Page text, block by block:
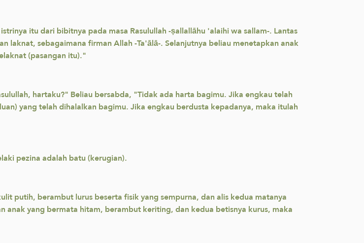
itu dari bibitnya pada masa Rasulullah -ṣallallāhu 'alaihi wa sallam-. Lantas
laknat, sebagaimana firman Allah -Ta'ālā-. Selanjutnya beliau menetapkan anak
(pasangan itu)."
hartaku?" Beliau bersabda, "Tidak ada harta bagimu. Jika engkau telah
yang telah dihalalkan bagimu. Jika engkau berdusta kepadanya, maka itulah
pezina adalah batu (kerugian).
putih, berambut lurus beserta fisik yang sempurna, dan alis kedua matanya
anak yang bermata hitam, berambut keriting, dan kedua betisnya kurus, maka